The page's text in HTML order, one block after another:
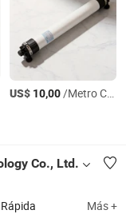
US$ 10,00/Metro Cuadrado
Co., Ltd.
Más +